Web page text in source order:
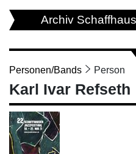
Archiv
Personen/Bands Person
Karl Ivar Refseth